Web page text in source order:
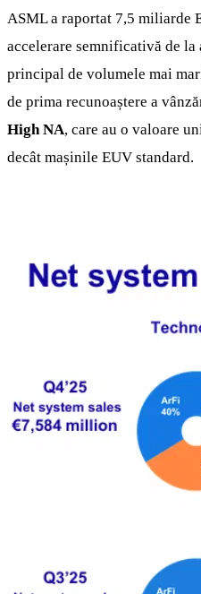
ASML a raportat 7,5 miliarde
accelerare semnificativă de la
principal de volumele mai
de prima recunoaștere a
High NA, care au o valoare
decât mașinile EUV standard.